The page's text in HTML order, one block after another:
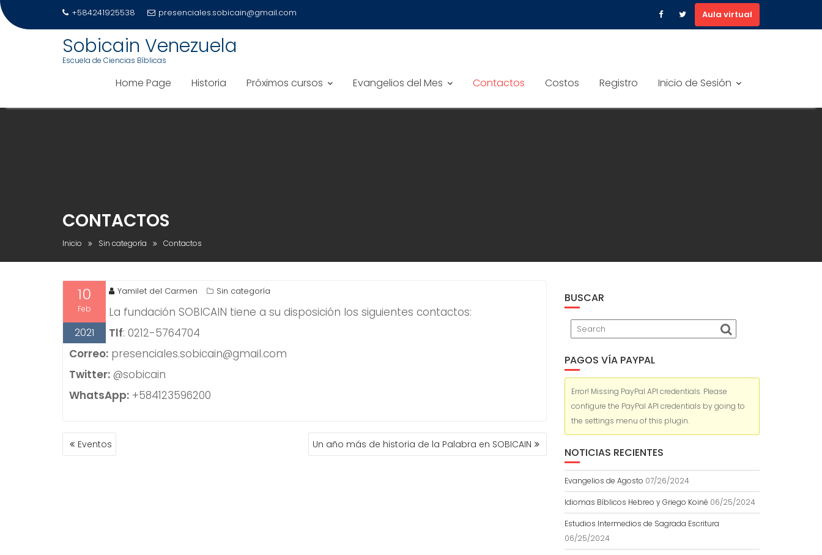
+584241925538 presenciales.sobicain@gmail.com Aula virtual
Sobicain Venezuela
Escuela de Ciencias Bíblicas
Home Page Historia Próximos cursos Evangelios del Mes Contactos Costos Registro Inicio de Sesión
CONTACTOS
Inicio Sin categoría Contactos
10
Feb
2021
Yamilet del Carmen Sin categoría
La fundación SOBICAIN tiene a su disposición los siguientes contactos:
Tlf: 0212-5764704
Correo: presenciales.sobicain@gmail.com
Twitter: @sobicain
WhatsApp: +584123596200
NAVEGACIÓN
DEEventos Un año más de historia de la Palabra en SOBICAIN
BUSCAR
PAGOS VÍA PAYPAL
Error! Missing PayPal API credentials. Please
configure the PayPal API credentials by going to
the settings menu of this plugin.
NOTICIAS RECIENTES
Evangelios de Agosto 07/26/2024
Idiomas Bíblicos Hebreo y Griego Koiné 06/25/2024
Estudios Intermedios de Sagrada Escritura
06/25/2024